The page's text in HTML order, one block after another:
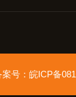
号： 皖ICP备